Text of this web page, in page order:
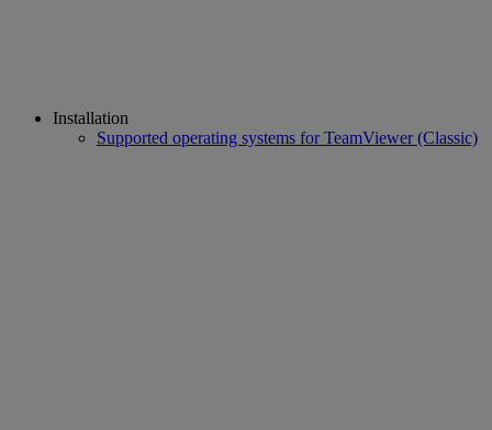
Installation
Supported operating systems for TeamViewer (Classic)